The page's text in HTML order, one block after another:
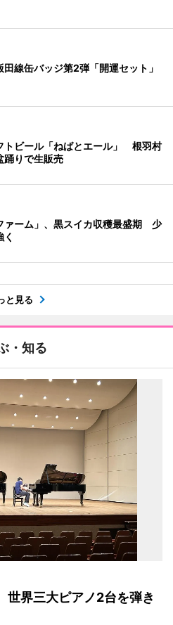
線缶バッジ第2弾「開運セット」
トビール「ねばとエール」 根羽村
踊りで生販売
ァーム」、黒スイカ収穫最盛期 少
と見る
・知る
界三大ピアノ2台を弾き